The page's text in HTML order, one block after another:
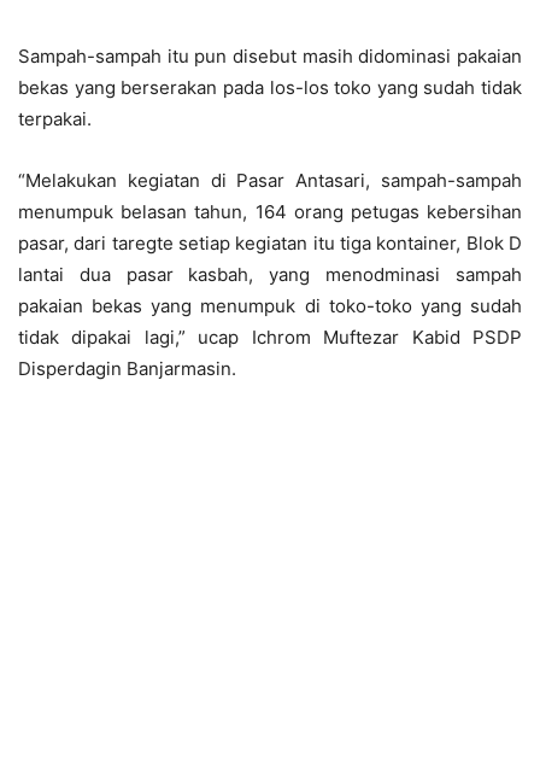
Sampah-sampah itu pun disebut masih didominasi pakaian
bekas yang berserakan pada los-los toko yang sudah tidak
terpakai.
“Melakukan kegiatan di Pasar Antasari, sampah-sampah
menumpuk belasan tahun, 164 orang petugas kebersihan
pasar, dari taregte setiap kegiatan itu tiga kontainer, Blok D
lantai dua pasar kasbah, yang menodminasi sampah
pakaian bekas yang menumpuk di toko-toko yang sudah
tidak dipakai lagi,” ucap Ichrom Muftezar Kabid PSDP
Disperdagin Banjarmasin.